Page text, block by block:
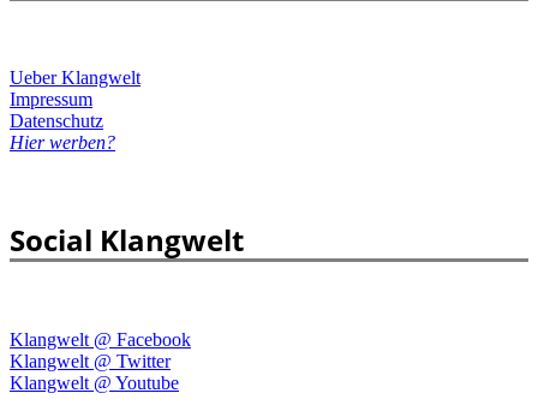
Ueber Klangwelt
Impressum
Datenschutz
Hier werben?
Social Klangwelt
Klangwelt @ Facebook
Klangwelt @ Twitter
Klangwelt @ Youtube